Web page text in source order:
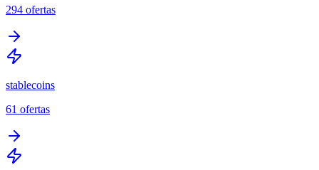
294 ofertas
stablecoins
61 ofertas